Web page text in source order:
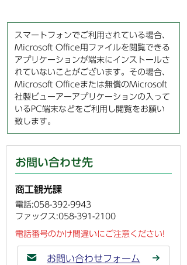
スマートフォンでご利用されている場合、
Microsoft Office用ファイルを閲覧できる
アプリケーションが端末にインストールさ
れていないことがございます。その場合、
Microsoft Officeまたは無償のMicrosoft
社製ビューアーアプリケーションの入って
いるPC端末などをご利用し閲覧をお願い
致します。
お問い合わせ先
商工観光課
電話:058-392-9943
ファックス:058-391-2100
電話番号のかけ間違いにご注意ください!
お問い合わせフォーム